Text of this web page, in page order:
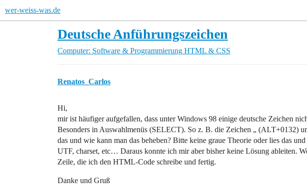
wer-weiss-was.de
Deutsche Anführungszeichen
Computer: Software & Programmierung HTML & CSS
Renatos_Carlos
Hi,
mir ist häufiger aufgefallen, dass unter Windows 98 einige deutsche Zeichen
Besonders in Auswahlmenüs (SELECT). So z. B. die Zeichen „ (ALT+0132)
das und wie kann man das beheben? Bitte keine graue Theorie oder lies das
UTF, charset, etc… Daraus konnte ich mir aber bisher keine Lösung ableiten.
Zeile, die ich den HTML-Code schreibe und fertig.
Danke und Gruß